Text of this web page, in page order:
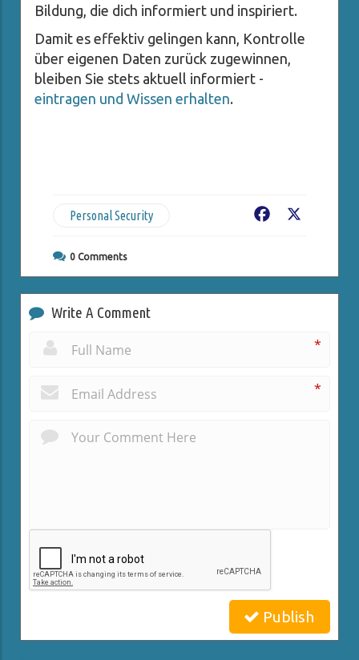
Bildung, die dich informiert und inspiriert.
Damit es effektiv gelingen kann, Kontrolle
über eigenen Daten zurück zugewinnen,
bleiben Sie stets aktuell informiert -
eintragen und Wissen erhalten.
Personal Security Facebook
0 Comments
Write A Comment
*
*
Publish